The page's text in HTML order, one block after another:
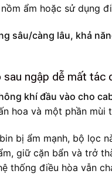
ẩm hoặc sử dụng
sâu/càng lâu, khả
ngập dễ mất tác
khí đầu vào cho
hoa và một phần
bị ẩm mạnh, bộ lọc
giữ cặn bẩn và trở
thống điều hòa vẫn